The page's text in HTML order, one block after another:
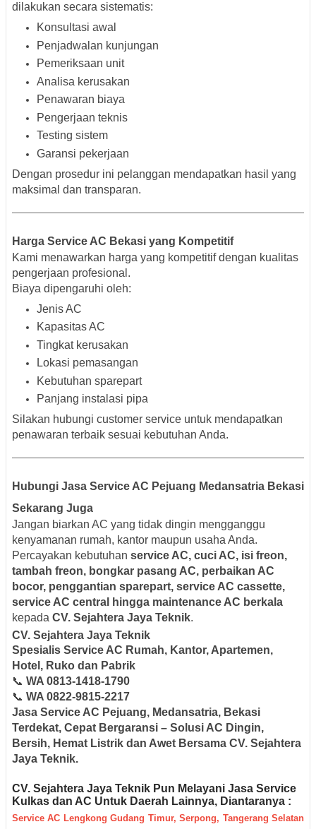
dilakukan secara sistematis:
Konsultasi awal
Penjadwalan kunjungan
Pemeriksaan unit
Analisa kerusakan
Penawaran biaya
Pengerjaan teknis
Testing sistem
Garansi pekerjaan
Dengan prosedur ini pelanggan mendapatkan hasil yang
maksimal dan transparan.
Harga Service AC Bekasi yang Kompetitif
Kami menawarkan harga yang kompetitif dengan kualitas
pengerjaan profesional.
Biaya dipengaruhi oleh:
Jenis AC
Kapasitas AC
Tingkat kerusakan
Lokasi pemasangan
Kebutuhan sparepart
Panjang instalasi pipa
Silakan hubungi customer service untuk mendapatkan
penawaran terbaik sesuai kebutuhan Anda.
Hubungi Jasa Service AC Pejuang Medansatria Bekasi
Sekarang Juga
Jangan biarkan AC yang tidak dingin mengganggu
kenyamanan rumah, kantor maupun usaha Anda.
Percayakan kebutuhan service AC, cuci AC, isi freon,
tambah freon, bongkar pasang AC, perbaikan AC
bocor, penggantian sparepart, service AC cassette,
service AC central hingga maintenance AC berkala
kepada CV. Sejahtera Jaya Teknik.
CV. Sejahtera Jaya Teknik
Spesialis Service AC Rumah, Kantor, Apartemen,
Hotel, Ruko dan Pabrik
📞 WA 0813-1418-1790
📞 WA 0822-9815-2217
Jasa Service AC Pejuang, Medansatria, Bekasi
Terdekat, Cepat Bergaransi – Solusi AC Dingin,
Bersih, Hemat Listrik dan Awet Bersama CV. Sejahtera
Jaya Teknik.
CV. Sejahtera Jaya Teknik Pun Melayani Jasa Service
Kulkas dan AC Untuk Daerah Lainnya, Diantaranya :
Service AC Lengkong Gudang Timur, Serpong, Tangerang Selatan